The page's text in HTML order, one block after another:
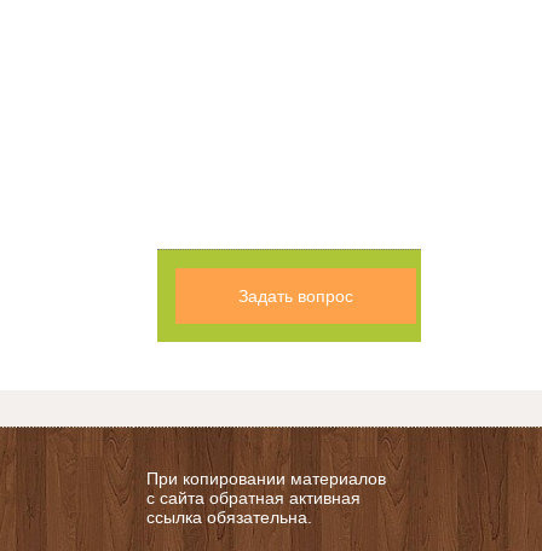
Задать вопрос
При копировании материалов
с сайта обратная активная
ссылка обязательна.